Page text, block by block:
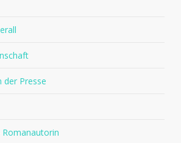
der Presse